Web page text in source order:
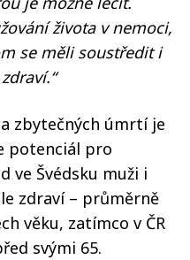
života v nemoci,
se měli soustředit i
zbytečných úmrtí je
potenciál pro
ve Švédsku muži i
zdraví – průměrně
věku, zatímco v ČR
svými 65.